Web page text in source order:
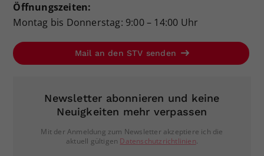
Öffnungszeiten:
Montag bis Donnerstag: 9:00 – 14:00 Uhr
Mail an den STV senden
Newsletter abonnieren und keine
Neuigkeiten mehr verpassen
Mit der Anmeldung zum Newsletter akzeptiere ich die
aktuell gültigen Datenschutzrichtlinien.